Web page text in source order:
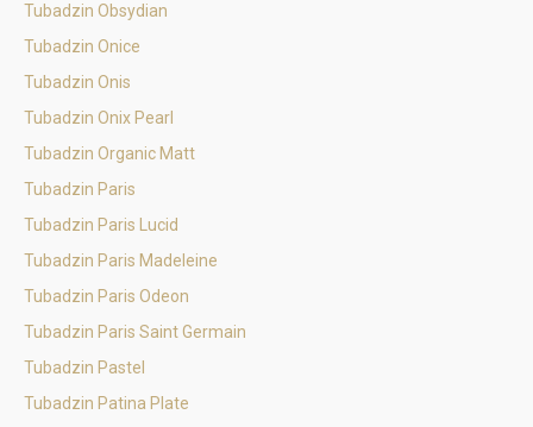
Tubadzin Obsydian
Tubadzin Onice
Tubadzin Onis
Tubadzin Onix Pearl
Tubadzin Organic Matt
Tubadzin Paris
Tubadzin Paris Lucid
Tubadzin Paris Madeleine
Tubadzin Paris Odeon
Tubadzin Paris Saint Germain
Tubadzin Pastel
Tubadzin Patina Plate